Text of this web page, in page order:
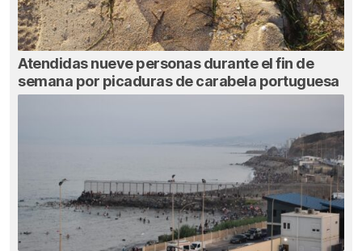
Atendidas nueve personas durante el fin de
semana por picaduras de carabela portuguesa